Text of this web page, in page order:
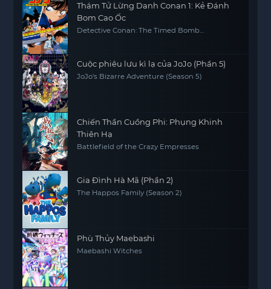
Thám Tử Lừng Danh Conan 1: Kẻ Đánh
Bom Cao Ốc
Detective Conan: The Timed Bomb
Cuộc phiêu lưu kì lạ của JoJo (Phần 5)
JoJo's Bizarre Adventure (Season 5)
Chiến Thần Cuồng Phi: Phụng Khinh
Thiên Hạ
Battlefield of the Crazy Empresses
Gia Đình Hà Mã (Phần 2)
The Happos Family (Season 2)
Phù Thủy Maebashi
Maebashi Witches